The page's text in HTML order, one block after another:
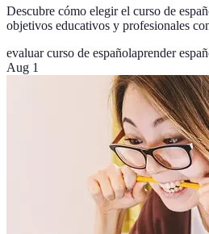
Descubre cómo elegir el curso de
objetivos educativos y profesionales
evaluar curso de españolaprender
Aug 1